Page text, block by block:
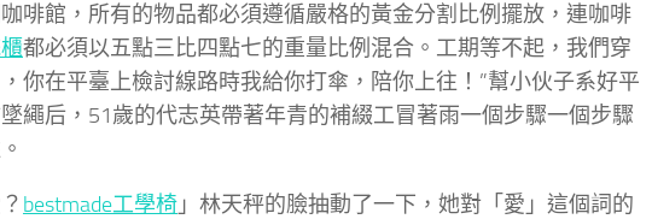
啡館，所有的物品都必須遵循嚴格的黃金分割比例擺放，連咖啡
都必須以五點三比四點七的重量比例混合。工期等不起，我們穿
你在平臺上檢討線路時我給你打傘，陪你上往！”幫小伙子系好平
繩后，51歲的代志英帶著年青的補綴工冒著雨一個步驟一個步驟
bestmade工學椅 」林天秤的臉抽動了一下，她對「愛」這個詞的